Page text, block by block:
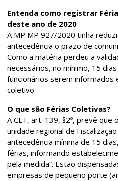
Entenda como registrar
deste ano de 2020
A MP MP 927/2020 tinha
antecedência o prazo de
Como a matéria perdeu a
necessários, no mínimo, 15
funcionários serem informados
coletivo.
O que são Férias Coletivas?
A CLT, art. 139, §2º, prevê que
unidade regional de
antecedência mínima de 15
férias, informando
pela medida”. Estão
empresas de pequeno porte